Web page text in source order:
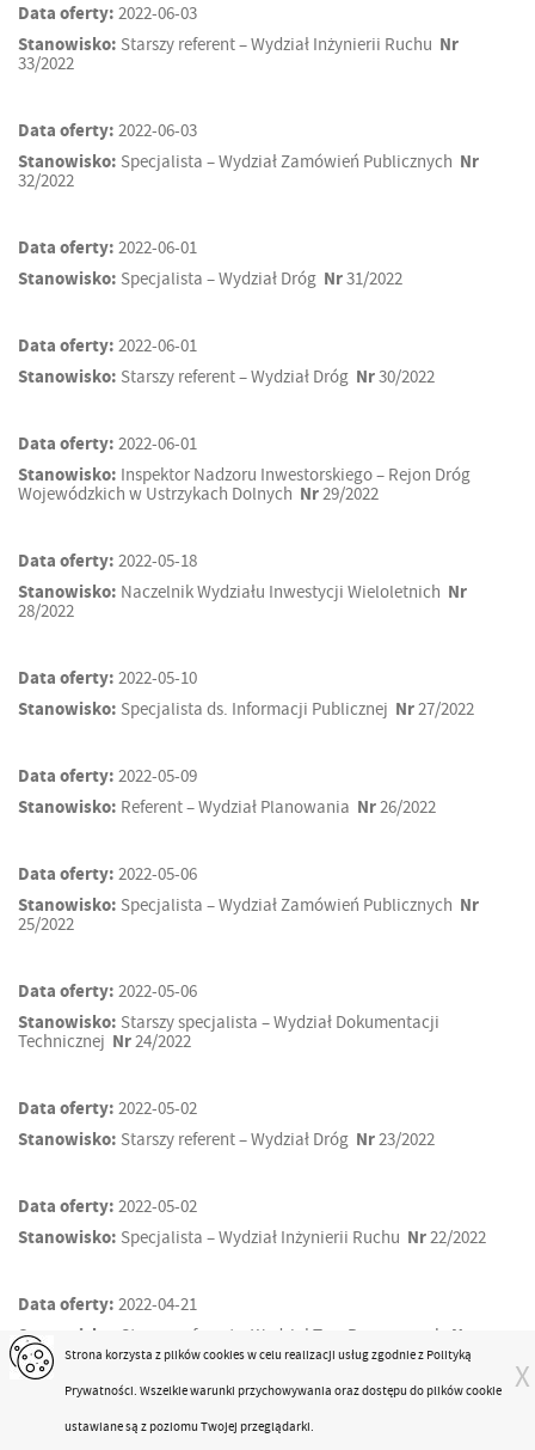
Data oferty: 2022-06-03
Stanowisko: Starszy referent – Wydział Inżynierii Ruchu Nr
33/2022
Data oferty: 2022-06-03
Stanowisko: Specjalista – Wydział Zamówień Publicznych Nr
32/2022
Data oferty: 2022-06-01
Stanowisko: Specjalista – Wydział Dróg Nr31/2022
Data oferty: 2022-06-01
Stanowisko: Starszy referent – Wydział Dróg Nr30/2022
Data oferty: 2022-06-01
Stanowisko: Inspektor Nadzoru Inwestorskiego – Rejon Dróg
Wojewódzkich w Ustrzykach Dolnych Nr29/2022
Data oferty: 2022-05-18
Stanowisko: Naczelnik Wydziału Inwestycji Wieloletnich Nr
28/2022
Data oferty: 2022-05-10
Stanowisko: Specjalista ds. Informacji Publicznej Nr27/2022
Data oferty: 2022-05-09
Stanowisko: Referent – Wydział Planowania Nr26/2022
Data oferty: 2022-05-06
Stanowisko: Specjalista – Wydział Zamówień Publicznych Nr
25/2022
Data oferty: 2022-05-06
Stanowisko: Starszy specjalista – Wydział Dokumentacji
Technicznej Nr24/2022
Data oferty: 2022-05-02
Stanowisko: Starszy referent – Wydział Dróg Nr23/2022
Data oferty: 2022-05-02
Stanowisko: Specjalista – Wydział Inżynierii Ruchu Nr22/2022
Data oferty: 2022-04-21
Stanowisko:
Starszy referent – Wydział Tras Rowerowych Nr
21/2022
Data oferty:2022-04-21
X
Strona korzysta z plikówcookiesw celu realizacji usług zgodnie z Polityką
Prywatności. Wszelkie warunki przychowywania oraz dostępu do plików cookie
ustawiane są z poziomu Twojej przeglądarki.